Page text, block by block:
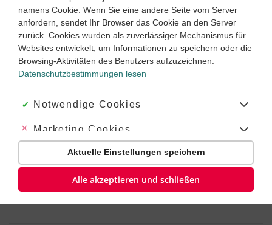
[Kurzwort ausElektronund griech. phoresis »das Tragen«]:
Die Wanderung kolloidaler Teilchen unter der Einwirkung
eines elektrischen Feldes. Die Elektrophorese wird v. a. in der
analytischen und präparativen Chemie zur
verwendet. Eine besonders große Trennschärfe wird mit der
Trägerelektrophorese erzielt, bei der man die zu trennenden
Substanzen auf mitLösungsmittelngetränkte Träger
(Papierstreifen, Kieselgur u. a.) aufbringt. Eine besondere
Form der Trägerelektrophorese ist die Gelelektrophorese, bei
der z. B. Dextrangele als Trägermaterial verwendet werden.
Die Elektrophorese eignet sich besonders zur Trennung von
Makromolekülen.
namens Cookie. Wenn Sie eine andere Seite vom Server
anfordern, sendet Ihr Browser das Cookie an den Server
zurück. Cookies wurden als zuverlässiger Mechanismus für
Websites entwickelt, um Informationen zu speichern oder die
Browsing-Aktivitäten des Benutzers aufzuzeichnen.
Datenschutzbestimmungen lesen
Akzeptiert:
Notwendige Cookies
Abgelehnt:
Marketing Cookies
Abgelehnt:
Personalisierungs-Cookies
Aktuelle Einstellungen speichern
Alle akzeptieren und schließen